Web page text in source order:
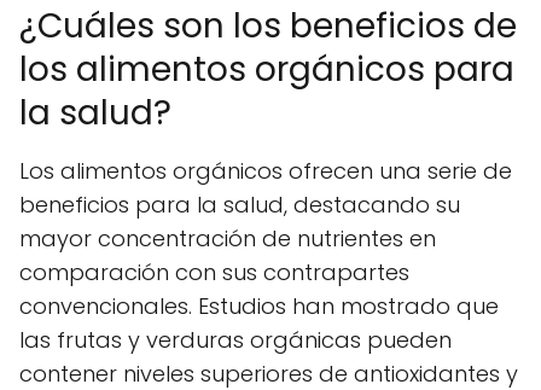
¿Cuáles son los beneficios de
los alimentos orgánicos para
la salud?
Los alimentos orgánicos ofrecen una serie de
beneficios para la salud, destacando su
mayor concentración de nutrientes en
comparación con sus contrapartes
convencionales. Estudios han mostrado que
las frutas y verduras orgánicas pueden
contener niveles superiores de antioxidantes y